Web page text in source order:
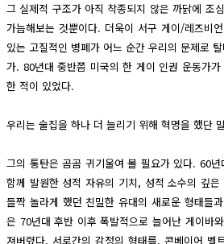
그 실제적 구조가 아직 착종되지 않은 까닭에 조
가늠해보는 것뿐이다. 더욱이 서구 게이/레즈비
있는 고질적인 병폐가 어느 순간 우리의 문제로
가. 80년대 중반쯤 미국의 한 게이 인권 운동가
한 적이 있었다.
우리는 술집을 하나 더 늘리기 위해 혁명을 했단
그의 통탄은 곰곰 귀기울여 볼 필요가 있다. 60
함께 발원한 성적 자유의 기치, 성적 소수의 깊
들짝 놀라게 했던 친밀한 유대의 새로운 형태들
은 70년대 후반 이후 폭발적으로 늘어난 게이바
져버렸다. 서로간의 감정의 형태를, 콘베이어 벨